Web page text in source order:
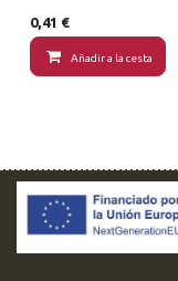
0,41 €
Añadir a la cesta